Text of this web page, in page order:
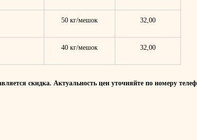
50 кг/мешок 32,00
40 кг/мешок 32,00
скидка. Актуальность цен уточняйте по номеру